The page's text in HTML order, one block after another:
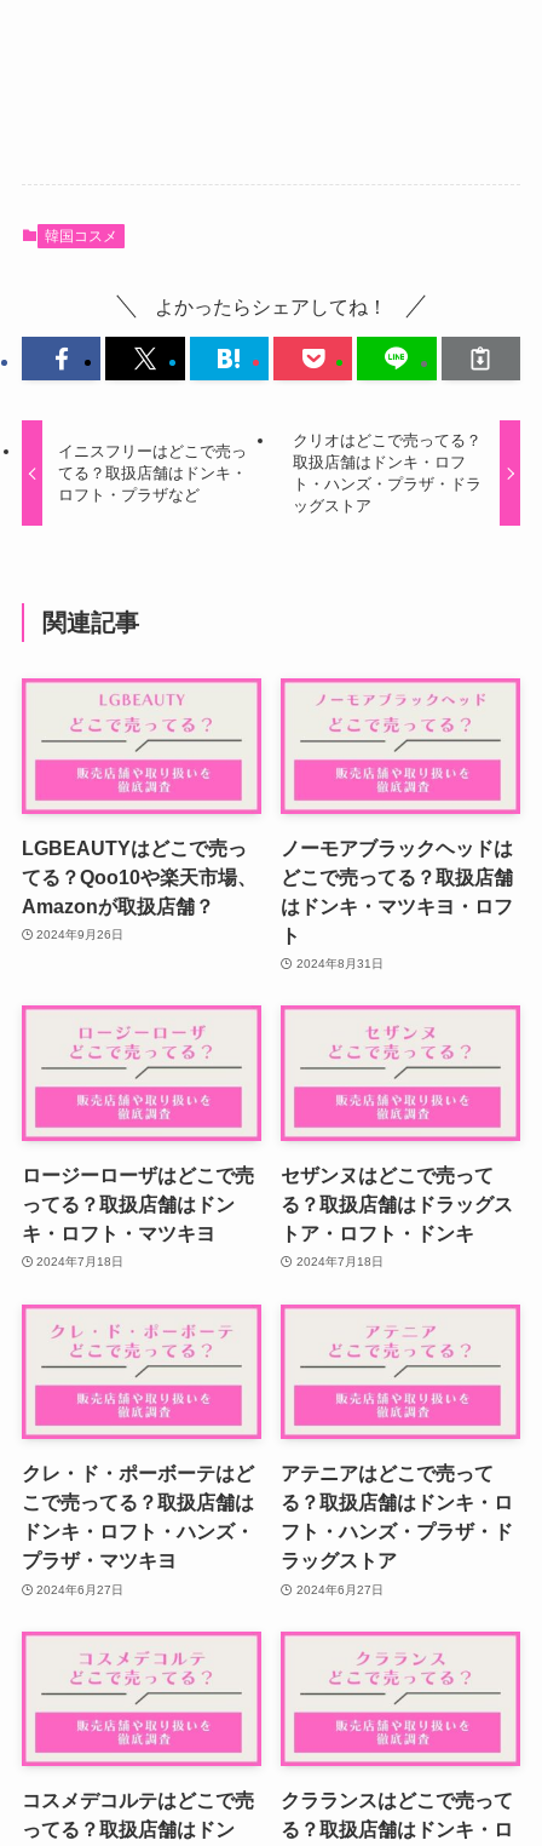
韓国コスメ
よかったらシェアしてね！
イニスフリーはどこで売っ
てる？取扱店舗はドンキ・
ロフト・プラザなど
クリオはどこで売ってる？
取扱店舗はドンキ・ロフ
ト・ハンズ・プラザ・ドラ
ッグストア
関連記事
LGBEAUTYはどこで売っ
てる？Qoo10や楽天市場、
Amazonが取扱店舗？
2024年9月26日
ノーモアブラックヘッドは
どこで売ってる？取扱店舗
はドンキ・マツキヨ・ロフ
ト
2024年8月31日
ロージーローザはどこで売
ってる？取扱店舗はドン
キ・ロフト・マツキヨ
2024年7月18日
セザンヌはどこで売って
る？取扱店舗はドラッグス
トア・ロフト・ドンキ
2024年7月18日
クレ・ド・ポーボーテはど
こで売ってる？取扱店舗は
ドンキ・ロフト・ハンズ・
プラザ・マツキヨ
2024年6月27日
アテニアはどこで売って
る？取扱店舗はドンキ・ロ
フト・ハンズ・プラザ・ド
ラッグストア
2024年6月27日
コスメデコルテはどこで売
ってる？取扱店舗はドン
クラランスはどこで売って
る？取扱店舗はドンキ・ロ